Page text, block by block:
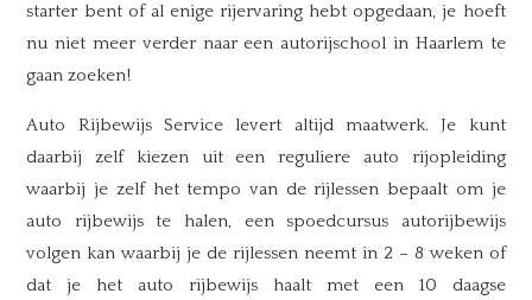
starter bent of al enige rijervaring hebt opgedaan, je hoeft
nu niet meer verder naar een autorijschool in Haarlem te
gaan zoeken!
Auto Rijbewijs Service levert altijd maatwerk. Je kunt
daarbij zelf kiezen uit een reguliere auto rijopleiding
waarbij je zelf het tempo van de rijlessen bepaalt om je
auto rijbewijs te halen, een spoedcursus autorijbewijs
volgen kan waarbij je de rijlessen neemt in 2 – 8 weken of
dat je het auto rijbewijs haalt met een 10 daagse